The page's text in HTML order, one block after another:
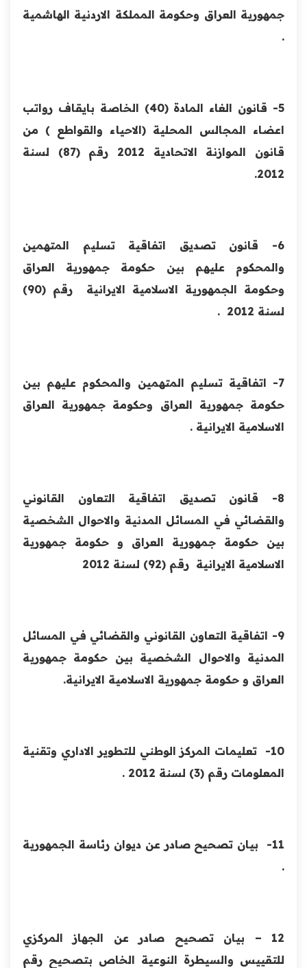
جمهورية العراق وحكومة المملكة الاردنية الهاشمية
.
5- قانون الغاء المادة (40) الخاصة بايقاف رواتب
اعضاء المجالس المحلية (الاحياء والقواطع ) من
قانون الموازنة الاتحادية 2012 رقم (87) لسنة
2012.
6- قانون تصديق اتفاقية تسليم المتهمين
والمحكوم عليهم بين حكومة جمهورية العراق
وحكومة الجمهورية الاسلامية الايرانية رقم (90)
لسنة 2012 .
7- اتفاقية تسليم المتهمين والمحكوم عليهم بين
حكومة جمهورية العراق وحكومة جمهورية العراق
الاسلامية الايرانية .
8- قانون تصديق اتفاقية التعاون القانوني
والقضائي في المسائل المدنية والاحوال الشخصية
بين حكومة جمهورية العراق و حكومة جمهورية
الاسلامية الايرانية رقم (92) لسنة 2012
9- اتفاقية التعاون القانوني والقضائي في المسائل
المدنية والاحوال الشخصية بين حكومة جمهورية
العراق و حكومة جمهورية الاسلامية الايرانية.
10- تعليمات المركز الوطني للتطوير الاداري وتقنية
المعلومات رقم (3) لسنة 2012 .
11- بيان تصحيح صادر عن ديوان رئاسة الجمهورية
.
12 – بيان تصحيح صادر عن الجهاز المركزي
للتقييس والسيطرة النوعية الخاص بتصحيح رقم